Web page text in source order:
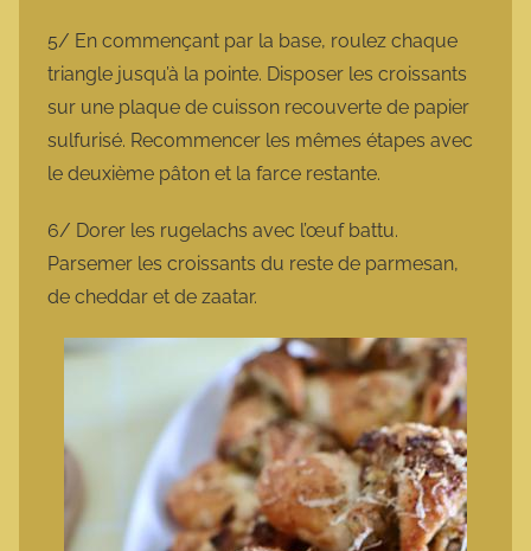
5/ En commençant par la base, roulez chaque
triangle jusqu’à la pointe. Disposer les croissants
sur une plaque de cuisson recouverte de papier
sulfurisé. Recommencer les mêmes étapes avec
le deuxième pâton et la farce restante.
6/ Dorer les rugelachs avec l’œuf battu.
Parsemer les croissants du reste de parmesan,
de cheddar et de zaatar.